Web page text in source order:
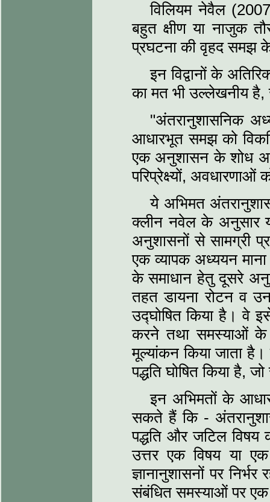
विलियम नेवैल
बहुत क्षीण या नाजुक
प्रघटना की वृहद समझ
इन विद्वानों के
का मत भी उल्लेखनीय है,
"अंतरानुशासनिक
आधारभूत समझ को
एक अनुशासन के शोध
परिप्रेक्ष्यों, अवधारणाओं
ये अभिमत
क्लीन नवेल के अनुसार
अनुशासनों से सामग्री
एक व्यापक अध्ययन
के समाधान हेतु दूसरे
तहत डायना रोटन व
उद्घोषित किया है। वे इसे
करने तथा समस्याओं के
मूल्यांकन किया जाता
पद्धति घोषित किया है,
इन अभिमतों के
सकते हैं कि -
पद्धति और जटिल
उत्तर एक विषय या
ज्ञानानुशासनों पर
संबंधित समस्याओं पर